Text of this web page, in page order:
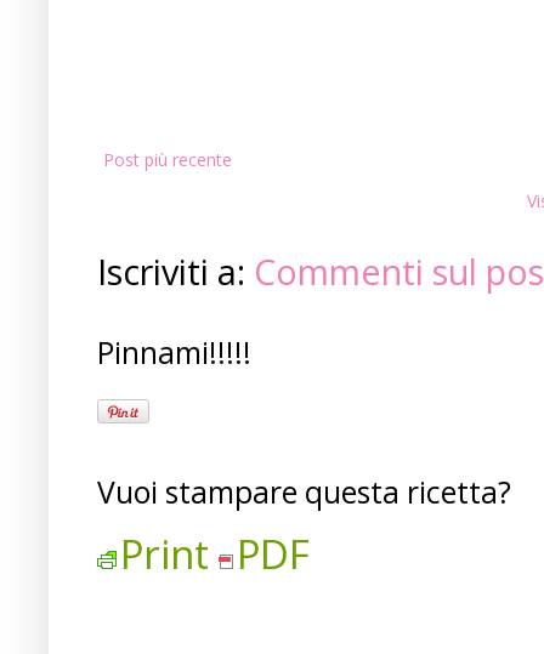
Post più recente
Iscriviti a: Commenti sul
Pinnami!!!!!
Vuoi stampare questa ricetta?
Print PDF